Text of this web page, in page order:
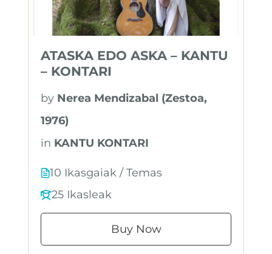
ATASKA EDO ASKA – KANTU
– KONTARI
by Nerea Mendizabal (Zestoa,
1976)
in KANTU KONTARI
10 Ikasgaiak / Temas
25 Ikasleak
Buy Now